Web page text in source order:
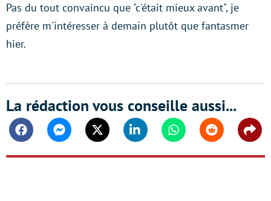
Pas du tout convaincu que "c'était mieux avant", je
préfère m'intéresser à demain plutôt que fantasmer
hier.
La rédaction vous conseille aussi...
FacebookMessengerTwitter Linkedin WhatsappReddit